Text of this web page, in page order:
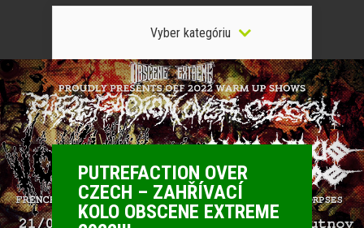
Vyber kategóriu
PUTREFACTION OVER
CZECH – ZAHŘÍVACÍ
KOLO OBSCENE EXTREME